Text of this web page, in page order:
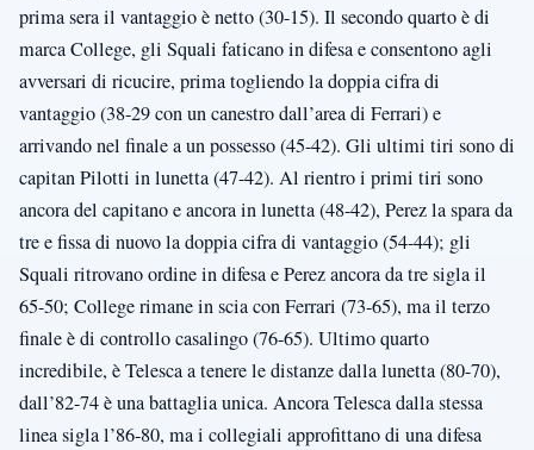
prima sera il vantaggio è netto (30-15). Il secondo quarto è di
marca College, gli Squali faticano in difesa e consentono agli
avversari di ricucire, prima togliendo la doppia cifra di
vantaggio (38-29 con un canestro dall’area di Ferrari) e
arrivando nel finale a un possesso (45-42). Gli ultimi tiri sono di
capitan Pilotti in lunetta (47-42). Al rientro i primi tiri sono
ancora del capitano e ancora in lunetta (48-42), Perez la spara da
tre e fissa di nuovo la doppia cifra di vantaggio (54-44); gli
Squali ritrovano ordine in difesa e Perez ancora da tre sigla il
65-50; College rimane in scia con Ferrari (73-65), ma il terzo
finale è di controllo casalingo (76-65). Ultimo quarto
incredibile, è Telesca a tenere le distanze dalla lunetta (80-70),
dall’82-74 è una battaglia unica. Ancora Telesca dalla stessa
linea sigla l’86-80, ma i collegiali approfittano di una difesa